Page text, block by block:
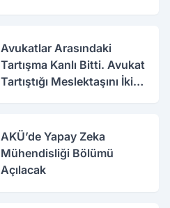
Avukatlar Arasındaki
Tartışma Kanlı Bitti. Avukat
Tartıştığı Meslektaşını İki
AKÜ’de Yapay Zeka
Mühendisliği Bölümü
Açılacak